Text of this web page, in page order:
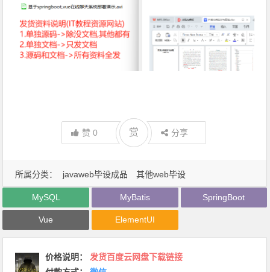
赞0 赏
赏 分享
所属分类： javaweb毕设成品 其他web毕设
MySQL MyBatis SpringBoot
Vue ElementUI
价格说明：
发货百度云网盘下载链接